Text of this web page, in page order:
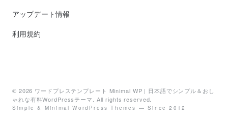
アップデート情報
利用規約
© 2026 ワードプレステンプレート Minimal WP | 日本語でシンプル＆おし
ゃれな有料WordPressテーマ. All rights reserved.
Simple & Minimal WordPress Themes — Since 2012